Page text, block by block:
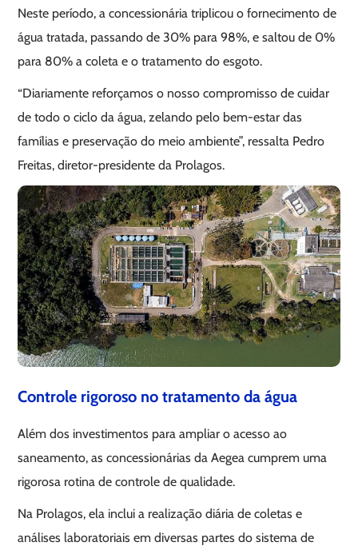
Neste período, a concessionária triplicou o fornecimento de
água tratada, passando de 30% para 98%, e saltou de 0%
para 80% a coleta e o tratamento do esgoto.
“Diariamente reforçamos o nosso compromisso de cuidar
de todo o ciclo da água, zelando pelo bem-estar das
famílias e preservação do meio ambiente”, ressalta Pedro
Freitas, diretor-presidente da Prolagos.
Controle rigoroso no tratamento da água
Além dos investimentos para ampliar o acesso ao
saneamento, as concessionárias da Aegea cumprem uma
rigorosa rotina de controle de qualidade.
Na Prolagos, ela inclui a realização diária de coletas e
análises laboratoriais em diversas partes do sistema de